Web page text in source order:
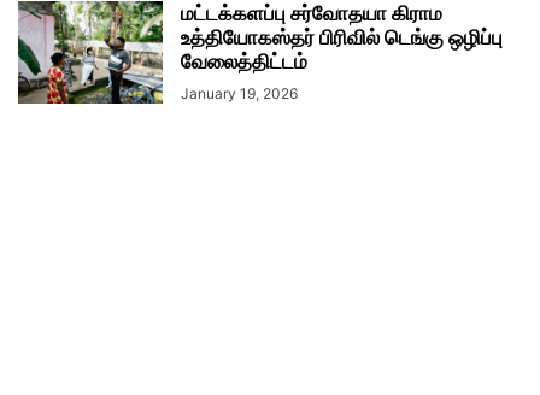
மட்டக்களப்பு சர்வோதயா கிராம
உத்தியோகஸ்தர் பிரிவில் டெங்கு ஒழிப்பு
வேலைத்திட்டம்
January 19, 2026